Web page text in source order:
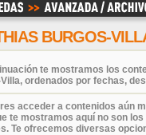
BURGOS-
te mostramos los
ordenados por fechas,
acceder a contenidos aún
te mostramos aquí no son
Te ofrecemos diversas